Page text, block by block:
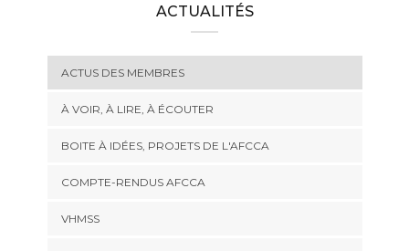
ACTUALITÉS
ACTUS DES MEMBRES
À VOIR, À LIRE, À ÉCOUTER
BOITE À IDÉES, PROJETS DE L'AFCCA
COMPTE-RENDUS AFCCA
VHMSS